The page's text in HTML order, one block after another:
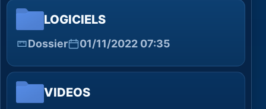
LOGICIELS
Dossier 01/11/2022 07:35
VIDEOS